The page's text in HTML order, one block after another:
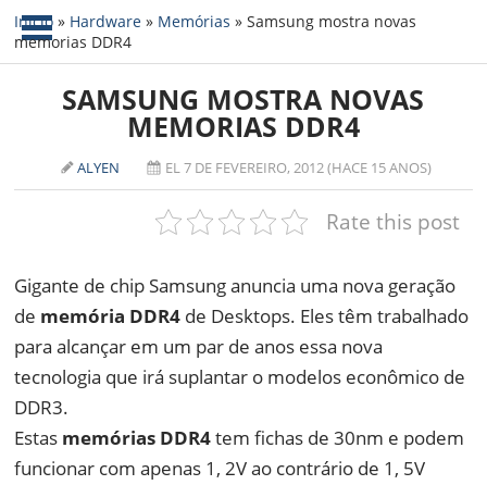
NOTÍCIAS
ATI
SOFTWARE
NOTEBOOKS
TABLETS
IOS
JOGOS
ANÁLISE
Início » Hardware » Memórias »Samsung mostra novas
memorias DDR4
SAMSUNG MOSTRA NOVAS
MEMORIAS DDR4
ALYEN EL 7 DE FEVEREIRO, 2012 (HACE 15 ANOS)
Rate this post
Gigante de chip Samsung anuncia uma nova geração
de memória DDR4 de Desktops. Eles têm trabalhado
para alcançar em um par de anos essa nova
tecnologia que irá suplantar o modelos econômico de
DDR3.
Estas memórias DDR4tem fichas de 30nm e podem
funcionar com apenas 1, 2V ao contrário de 1, 5V